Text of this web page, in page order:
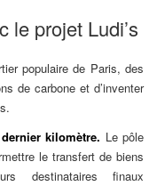
le projet Ludi’s
populaire de Paris, des
de carbone et d’inventer
kilomètre. Le pôle
le transfert de biens
destinataires finaux